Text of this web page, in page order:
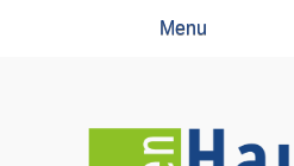
Menu